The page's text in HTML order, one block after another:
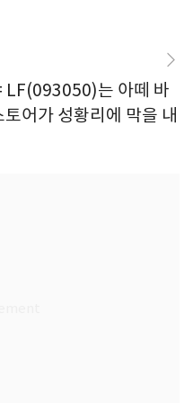
LF(093050)는 아떼 바
어가 성황리에 막을 내